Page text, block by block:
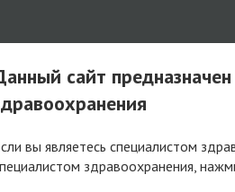
сайт
вы являетесь специалистом
здравоохранения,